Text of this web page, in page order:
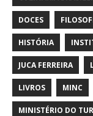
DOCES
HISTÓRIA
JUCA FERREIRA
LIVROS MINC
MINISTÉRIO DO